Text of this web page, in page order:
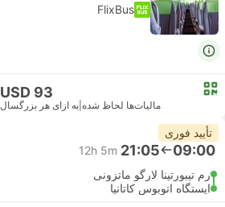
FlixBus
USD 93
مالیات‌ها لحاظ شده به ازای هر بزرگسال
تأیید فوری
09:00
21:05
12h 5m
رم تیبورتینا لارگو ماتزونی
ایستگاه اتوبوس کاتانیا